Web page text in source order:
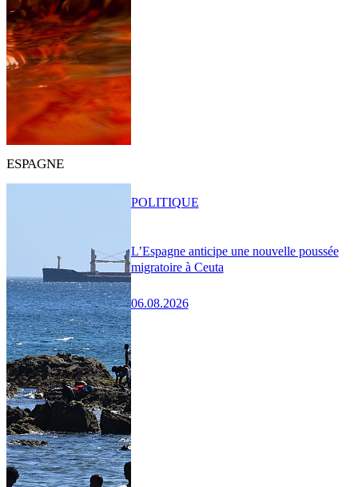
ESPAGNE
L’Espagne anticipe une nouvelle poussée
migratoire à Ceuta
06.08.2026
POLITIQUE